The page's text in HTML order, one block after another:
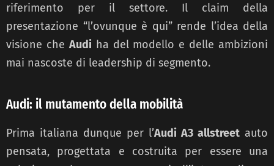
riferimento per il settore. Il claim della
presentazione “l’ovunque è qui” rende l’idea della
visione che Audiha del modello e delle ambizioni
mai nascoste di leadership di segmento.
Audi: il mutamento della mobilità
Prima italiana dunque per l’Audi A3 allstreet auto
pensata, progettata e costruita per essere una